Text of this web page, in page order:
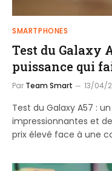
SMARTPHONES
Test du Galaxy
puissance qui
Par Team Smart 13/04/
Test du Galaxy A57 :
impressionnantes et
prix élevé face à une